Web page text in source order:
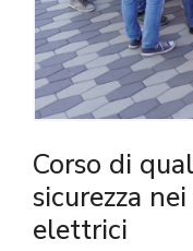
Corso di
sicurezza
elettrici